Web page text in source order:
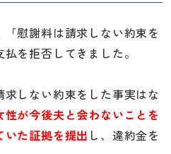
慰謝料は請求しない約束を
を拒否してきました。
しない約束をした事実はな
性が今後夫と会わないことを
た証拠を提出 し、違約金を